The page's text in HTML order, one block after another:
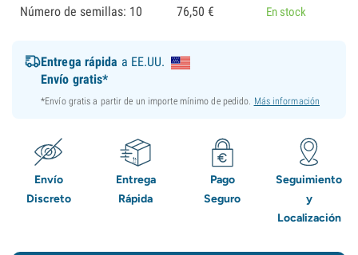
Número de semillas: 10 76,50 € En stock
Entrega rápida a EE.UU.
Envío gratis*
*Envío gratis a partir de un importe mínimo de pedido. Más información
Envío
Discreto
Entrega
Rápida
Pago
Seguro
Seguimiento
y
Localización